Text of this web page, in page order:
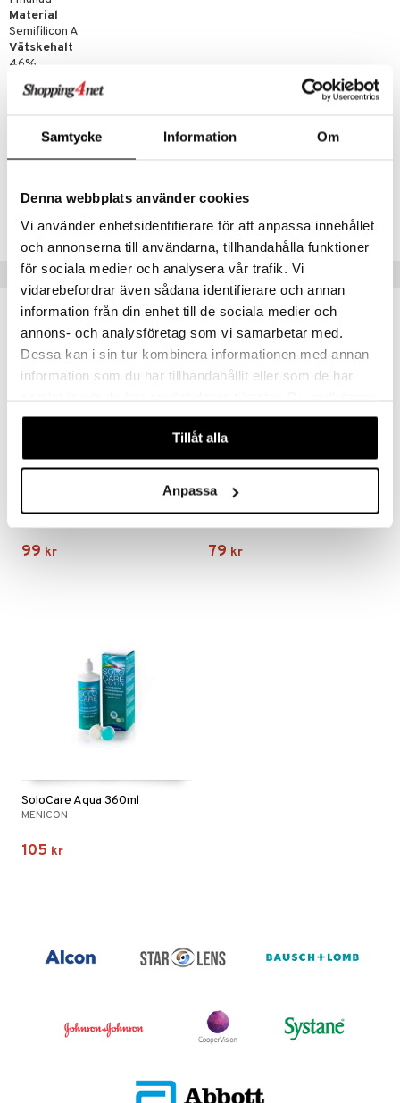
Samtycke Information Om
Denna webbplats använder cookies
Vi använder enhetsidentifierare för att anpassa innehållet
och annonserna till användarna, tillhandahålla funktioner
för sociala medier och analysera vår trafik. Vi
vidarebefordrar även sådana identifierare och annan
information från din enhet till de sociala medier och
annons- och analysföretag som vi samarbetar med.
Dessa kan i sin tur kombinera informationen med annan
information som du har tillhandahållit eller som de har
våra cookies vid fortsatt användande av vår webbplats.
Tillåt alla
Anpassa
Material
Semifilicon A
Vätskehalt
46%
Hanteringsfärgade
Lägsta pris senaste 30 dagarna: 388 kr
Tips till dig
BAUSCH & LOMB
99 kr
ReNu Multipurpose 360 ml
BAUSCH & LOMB
79 kr
SoloCare Aqua 360ml
MENICON
105 kr